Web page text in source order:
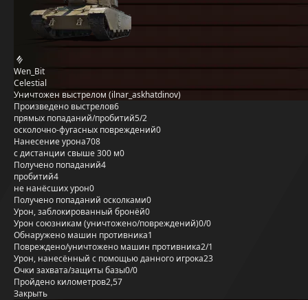
Wen_Bit
Celestial
Уничтожен выстрелом (ilnar_askhatdinov)
Произведено выстрелов6
прямых попаданий/пробитий5/2
осколочно-фугасных повреждений0
Нанесение урона708
с дистанции свыше 300 м0
Получено попаданий4
пробитий4
не нанёсших урон0
Получено попаданий осколками0
Урон, заблокированный бронёй0
Урон союзникам (уничтожено/повреждений)0/0
Обнаружено машин противника1
Повреждено/уничтожено машин противника2/1
Урон, нанесённый с помощью данного игрока23
Очки захвата/защиты базы0/0
Пройдено километров2,57
Закрыть